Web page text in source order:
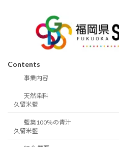
Contents
事業内容
天然染料
久留米藍
藍葉100％の青汁
久留米藍